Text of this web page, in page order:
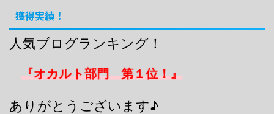
獲得実績！
人気ブログランキング！
『オカルト部門 第１位！』
ありがとうございます♪